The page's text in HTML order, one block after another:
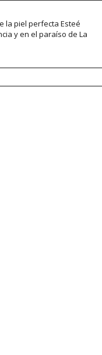
la piel perfecta Esteé
y en el paraíso de La